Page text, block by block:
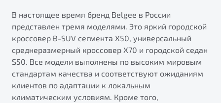
Обзор В наличии
В настоящее время бренд Belgee в России
представлен тремя моделями. Это яркий городской
кроссовер B-SUV сегмента X50, универсальный
среднеразмерный кроссовер X70 и городской седан
S50. Все модели выполнены по высоким мировым
стандартам качества и соответствуют ожиданиям
клиентов по адаптации к локальным
климатическим условиям. Кроме того,